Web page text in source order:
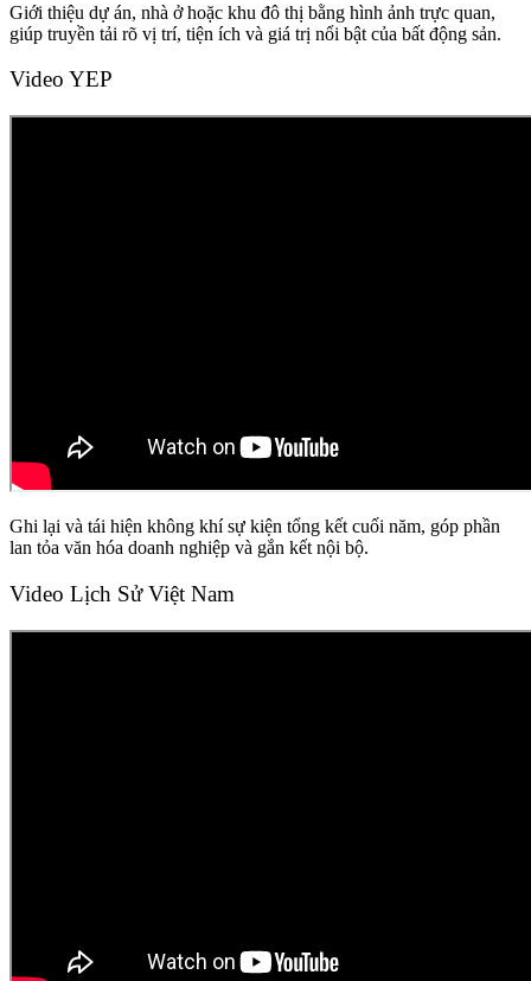
Giới thiệu dự án, nhà ở hoặc khu đô thị bằng hình ảnh trực quan,
giúp truyền tải rõ vị trí, tiện ích và giá trị nổi bật của bất động sản.
Video YEP
Ghi lại và tái hiện không khí sự kiện tổng kết cuối năm, góp phần
lan tỏa văn hóa doanh nghiệp và gắn kết nội bộ.
Video Lịch Sử Việt Nam